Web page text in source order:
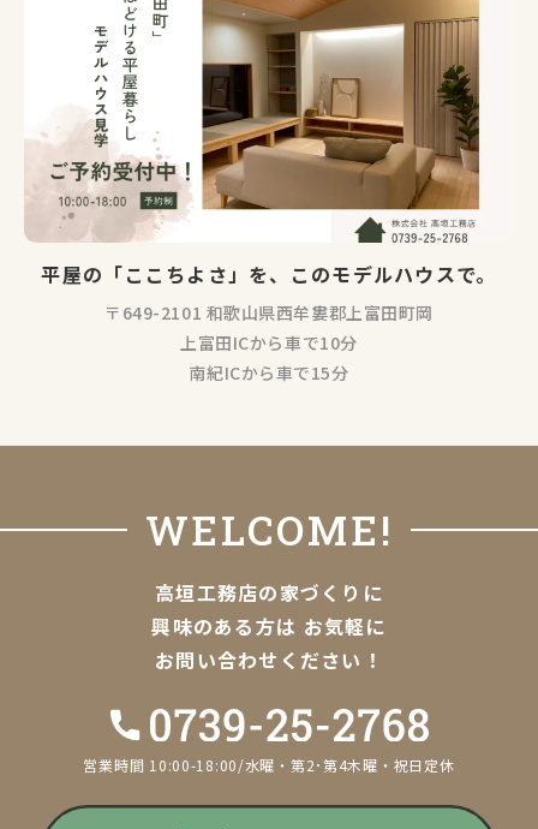
平屋の「ここちよさ」を、このモデルハウスで。
〒649-2101 和歌山県西牟婁郡上富田町岡
上富田ICから車で10分
南紀ICから車で15分
WELCOME!
高垣工務店の家づくりに
興味のある方は お気軽に
お問い合わせください！
営業時間 10:00-18:00/水曜・第2･第4木曜・祝日定休